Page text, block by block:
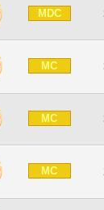
MDC
MC
MC
MC